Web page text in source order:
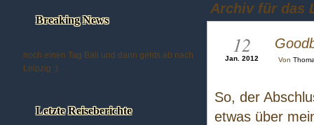
Archiv für das
12
Jan. 2012 Von
So, der
etwas über
Breaking News
noch einen Tag Bali und dann gehts ab nach
Leipzig :)
Letzte Reiseberichte